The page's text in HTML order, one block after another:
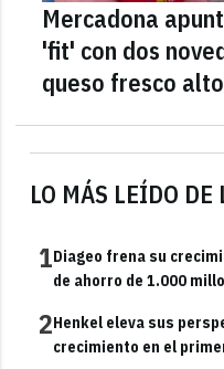
LO MÁS LEÍDO DE
1Diageo frena su
de ahorro de 1.000
2Henkel eleva sus
crecimiento en el
Mercadona
'fit' con dos
queso fresco